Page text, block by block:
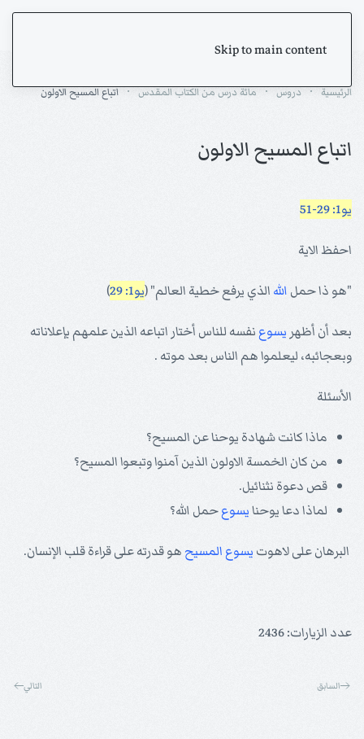
Skip to main content
الرئيسية دروس مائة درس من الكتاب المقدس اتباع المسيح الاولون
اتباع المسيح الاولون
يو1: 29-51
احفظ الاية
"هو ذا حمل الله الذي يرفع خطية العالم" (يو1: 29 )
بعد أن أظهر يسوع نفسه للناس أختار اتباعه الذين علمهم بإعلاناته
وبعجائبه، ليعلموا هم الناس بعد موته .
الأسئلة
ماذا كانت شهادة يوحنا عن المسيح؟
من كان الخمسة الاولون الذين آمنوا وتبعوا المسيح؟
قص دعوة نثنائيل.
لماذا دعا يوحنايسوعحمل الله؟
البرهان على لاهوت يسوع المسيح هو قدرته على قراءة قلب الإنسان.
عدد الزيارات: 2436
السابق التالي